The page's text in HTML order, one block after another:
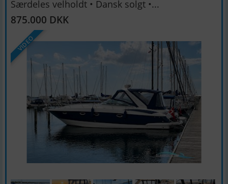
Særdeles velholdt • Dansk solgt •...
875.000 DKK
VIDEO